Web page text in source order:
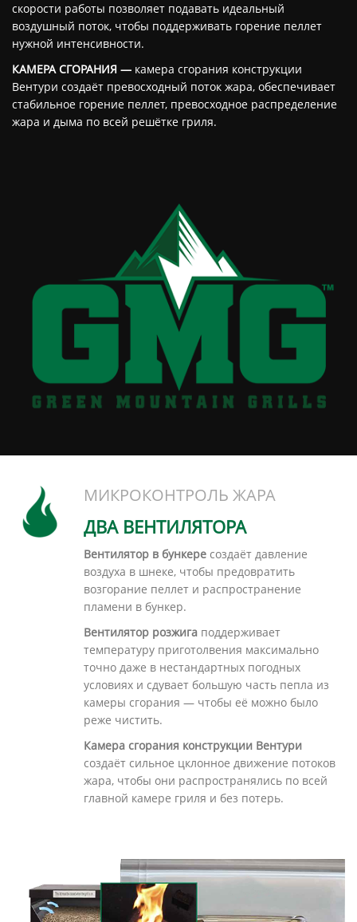
скорости работы позволяет подавать идеальный
воздушный поток, чтобы поддерживать горение пеллет
нужной интенсивности.
КАМЕРА СГОРАНИЯ — камера сгорания конструкции
Вентури создаёт превосходный поток жара, обеспечивает
стабильное горение пеллет, превосходное распределение
жара и дыма по всей решётке гриля.
МИКРОКОНТРОЛЬ ЖАРА
ДВА ВЕНТИЛЯТОРА
Вентилятор в бункере создаёт давление
воздуха в шнеке, чтобы предовратить
возгорание пеллет и распространение
пламени в бункер.
Вентилятор розжига поддерживает
температуру приготолвения максимально
точно даже в нестандартных погодных
условиях и сдувает большую часть пепла из
камеры сгорания — чтобы её можно было
реже чистить.
Камера сгорания конструкции Вентури
создаёт сильное цклонное движение потоков
жара, чтобы они распространялись по всей
главной камере гриля и без потерь.